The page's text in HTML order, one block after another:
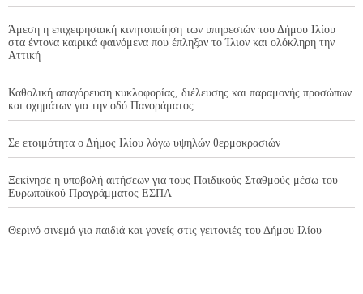
Άμεση η επιχειρησιακή κινητοποίηση των υπηρεσιών του Δήμου Ιλίου
στα έντονα καιρικά φαινόμενα που έπληξαν το Ίλιον και ολόκληρη την
Αττική
Καθολική απαγόρευση κυκλοφορίας, διέλευσης και παραμονής προσώπων
και οχημάτων για την οδό Πανοράματος
Σε ετοιμότητα ο Δήμος Ιλίου λόγω υψηλών θερμοκρασιών
Ξεκίνησε η υποβολή αιτήσεων για τους Παιδικούς Σταθμούς μέσω του
Ευρωπαϊκού Προγράμματος ΕΣΠΑ
Θερινό σινεμά για παιδιά και γονείς στις γειτονιές του Δήμου Ιλίου